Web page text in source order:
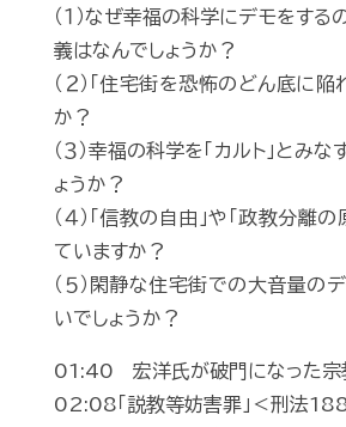
（１）なぜ幸福の科学にデモをす
義はなんでしょうか？
（２）「住宅街を恐怖のどん底に
か？
（３）幸福の科学を「カルト」とみ
ょうか？
（４）「信教の自由」や「政教分離
ていますか？
（５）閑静な住宅街での大音量の
いでしょうか？
01:40 宏洋氏が破門になった宗
02:08「説教等妨害罪」＜刑法188